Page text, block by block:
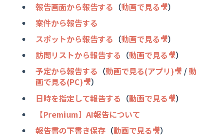
報告画面から報告する （動画で見る🎥）
案件から報告する
スポットから報告する （動画で見る🎥）
訪問リストから報告する （動画で見る🎥）
予定から報告する （動画で見る(アプリ)🎥 /動
画で見る(PC)🎥）
日時を指定して報告する （動画で見る🎥）
【Premium】AI報告について
報告書の下書き保存 （動画で見る🎥）